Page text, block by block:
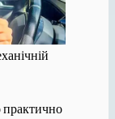
практично